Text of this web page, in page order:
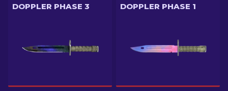
DOPPLER PHASE 3 DOPPLER PHASE 1